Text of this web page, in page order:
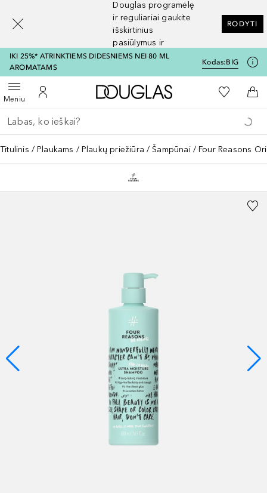
Douglas programėlę
ir reguliariai gaukite
išskirtinius
pasiūlymus ir
nuolaidas
RODYTI
IKI 25%* ATRINKTIEMS DIDESNIEMS NEI 80 ML
AROMATAMS
Kodas:BIG
MeniuAtidaryti meniuĮ mano paskyrą
Į Douglas pagrindinį
Į mano
Į
Grįžk atgal
Vykdykite paiešką
Titulinis Plaukams Plaukų priežiūra Šampūnai Four Reasons
[navigation.slideout.screenreader]